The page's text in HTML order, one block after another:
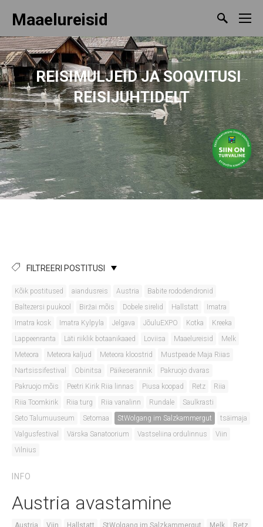
Maaelureisid
REISIMULJEIDJA SOOVITUSI
REISIJUHTIDELT
FILTREERI POSTITUSI
Kõik postitused aiandusreis Austria
Babite rododendronid
Baltezersi puukool
Biržai mõis Dobele sirelid Hallstatt
Imatra
Imatra kosk
Imatra Kylpyla Jelgava JõuluEXPO Kotka
Kreeka
Lappeenranta
Läti riiklik botaanikaaed Loviisa Maaelureisid
Melk
Meteora
Meteora kaljud Meteora kloostrid
Mustpeade Maja Riias
Nartsissifestival
Obinitsa Päikeserannik
Pakruojo dvaras
Pakruojo mõis
Peetri Kirik Riia linnas Piusa koopad Retz
Riia
Riia Toomkirik
Riia turg Riia vanalinn Rundale
Saulkrasti
Seto Talumuuseum
Setomaa StWolgang im Salzkammergut
tsäimaja
Valgusfestival
Värska Sanatoorium Vastseliina ordulinnus
Viin
Vilnius
INFO
Austria avastamine
Austria Viin Hallstatt StWolgang im Salzkammergut Melk Retz